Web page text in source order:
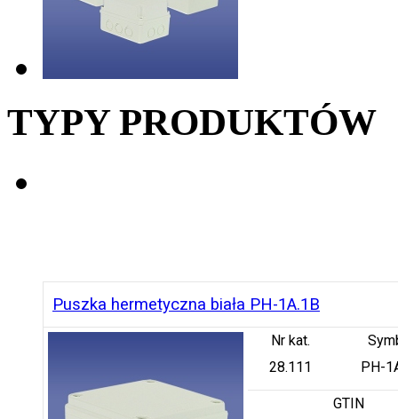
TYPY PRODUKTÓW
Puszka hermetyczna biała PH-1A.1B
Nr kat.
28.111
PH-
GTIN